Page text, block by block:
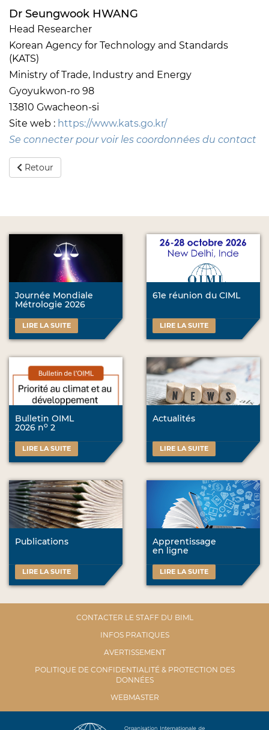
Dr Seungwook HWANG
Head Researcher
Korean Agency for Technology and Standards
(KATS)
Ministry of Trade, Industry and Energy
Gyoyukwon-ro 98
13810 Gwacheon-si
Site web : https://www.kats.go.kr/
Se connecter pour voir les coordonnées du contact
Retour
Journée Mondiale
Métrologie 2026
LIRE LA SUITE
61e réunion du CIML
LIRE LA SUITE
Bulletin OIML
2026 no 2
LIRE LA SUITE
Actualités
LIRE LA SUITE
Publications
LIRE LA SUITE
Apprentissage
en ligne
LIRE LA SUITE
CONTACTER LE STAFF DU BIML
INFOS PRATIQUES
AVERTISSEMENT
POLITIQUE DE CONFIDENTIALITÉ & PROTECTION DES
DONNÉES
WEBMASTER